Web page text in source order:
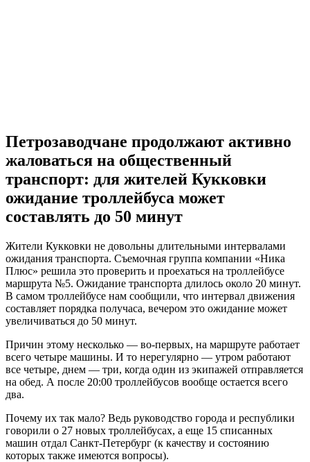
Петрозаводчане продолжают активно
жаловаться на общественный
транспорт: для жителей Кукковки
ожидание троллейбуса может
составлять до 50 минут
Жители Кукковки не довольны длительными интервалами
ожидания транспорта. Съемочная группа компании «Ника
Плюс» решила это проверить и проехаться на троллейбусе
маршрута №5. Ожидание транспорта длилось около 20 минут.
В самом троллейбусе нам сообщили, что интервал движения
составляет порядка получаса, вечером это ожидание может
увеличиваться до 50 минут.
Причин этому несколько — во-первых, на маршруте работает
всего четыре машины. И то нерегулярно — утром работают
все четыре, днем — три, когда один из экипажей отправляется
на обед. А после 20:00 троллейбусов вообще остается всего
два.
Почему их так мало? Ведь руководство города и республики
говорили о 27 новых троллейбусах, а еще 15 списанных
машин отдал Санкт-Петербург (к качеству и состоянию
которых также имеются вопросы).